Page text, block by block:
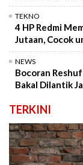
TEKNO
4 HP Redmi
Jutaan, Cocok
NEWS
Bocoran
Bakal Dilantik
TERKINI